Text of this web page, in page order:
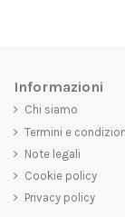
Informazioni
Chi siamo
Termini e
Note legali
Cookie policy
Privacy policy